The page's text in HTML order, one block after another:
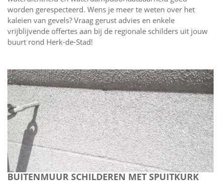
worden gerespecteerd. Wens je meer te weten over het
kaleien van gevels? Vraag gerust advies en enkele
vrijblijvende offertes aan bij de regionale schilders uit jouw
buurt rond Herk-de-Stad!
BUITENMUUR SCHILDEREN MET SPUITKURK